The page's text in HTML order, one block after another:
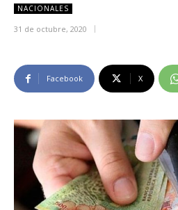
NACIONALES
31 de octubre, 2020
Facebook X